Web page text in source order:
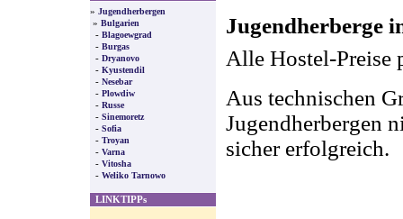
» Jugendherbergen
» Bulgarien
- Blagoewgrad
- Burgas
- Dryanovo
- Kyustendil
- Nesebar
- Plowdiw
- Russe
- Sinemoretz
- Sofia
- Troyan
- Varna
- Vitosha
- Weliko Tarnowo
LINKTIPPs
Jugendherberge
Alle Hostel-Preise
Aus technischen
Jugendherbergen
sicher erfolgreich.